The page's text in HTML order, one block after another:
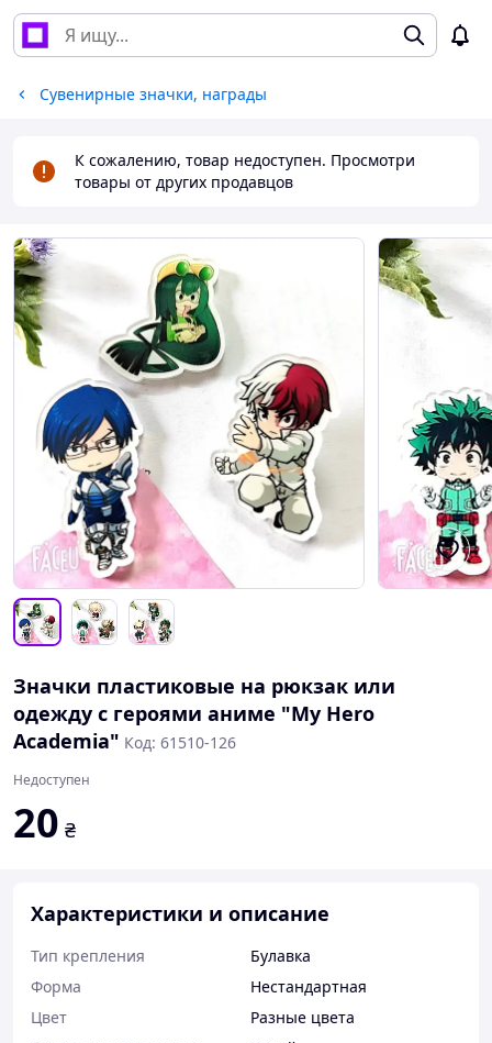
Сувенирные значки, награды
К сожалению, товар недоступен. Просмотри
товары от других продавцов
Значки пластиковые на рюкзак или
одежду с героями аниме "My Hero
Academia" Код: 61510-126
Недоступен
20 ₴
Характеристики и описание
Тип крепления
Булавка
Форма
Нестандартная
Цвет
Разные цвета